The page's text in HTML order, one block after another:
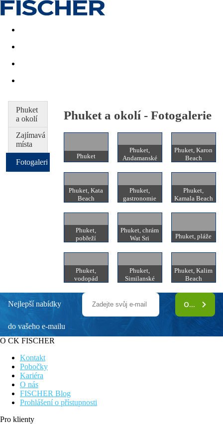
Akční nabídky Last minute
Phuket
a okolí
Zajímavá
místa
Fotogalerie
Phuket a okolí - Fotogalerie
Phuket
Phuket,
Andamanské
Phuket, Karon
Beach
Phuket, Kata
Beach
Phuket,
gastronomie
Phuket,
Kamala Beach
Phuket,
pobřeží
Phuket, chrám
Wat Sri
Phuket, pláže
Phuket,
vodopád
Phuket,
Similanské
Phuket, Kalim
Beach
Nejlepší nabídky
do vašeho e-mailu
ODEBÍRAT
O CK FISCHER
Kontakt
Pobočky
Kariéra
O nás
FISCHER Blog
Prohlášení o přístupnosti
Pro klienty